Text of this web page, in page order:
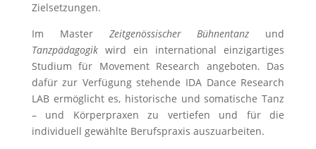
Zielsetzungen.
Im Master Zeitgenössischer Bühnentanz und
Tanzpädagogikwird ein international einzigartiges
Studium für Movement Research angeboten. Das
dafür zur Verfügung stehende IDA Dance Research
LAB ermöglicht es, historische und somatische Tanz
– und Körperpraxen zu vertiefen und für die
individuell gewählte Berufspraxis auszuarbeiten.